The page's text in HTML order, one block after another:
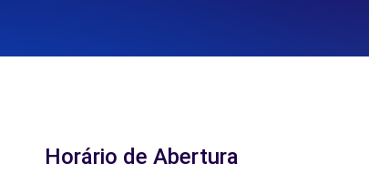
Horário de Abertura